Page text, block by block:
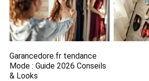
Garancedore.fr tendance
Mode : Guide 2026 Conseils
& Looks